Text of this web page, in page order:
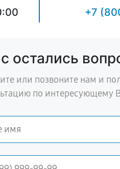
+7
остались
или позвоните нам и
по интересующему